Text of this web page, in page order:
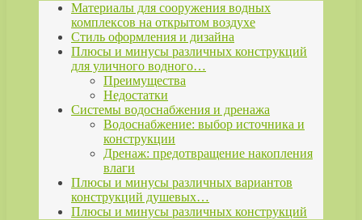
Материалы для сооружения водных
комплексов на открытом воздухе
Стиль оформления и дизайна
Плюсы и минусы различных конструкций
для уличного водного…
Преимущества
Недостатки
Системы водоснабжения и дренажа
Водоснабжение: выбор источника и
конструкции
Дренаж: предотвращение накопления
влаги
Плюсы и минусы различных вариантов
конструкций душевых…
Плюсы и минусы различных конструкций